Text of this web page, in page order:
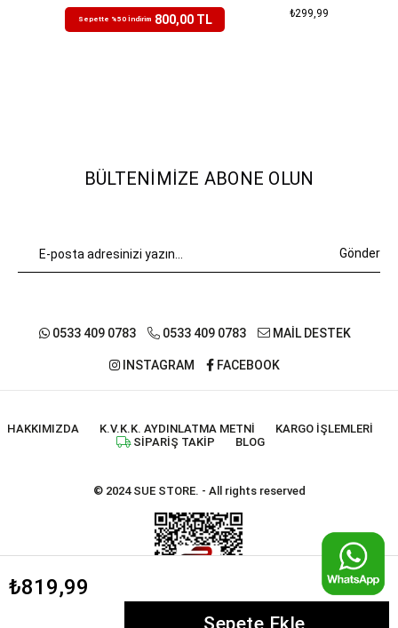
₺819,99
₺1.599,99
Sepette %50 İndirim 800,00 TL ₺299,99
BÜLTENIMIZE ABONE OLUN
Gönder
0533 409 0783 0533 409 0783 MAİL DESTEK
INSTAGRAM FACEBOOK
HAKKIMIZDA K.V.K.K. AYDINLATMA METNI
KARGO İŞLEMLERI
SIPARIŞ TAKIP
BLOG
© 2024 SUE STORE. - All rights reserved